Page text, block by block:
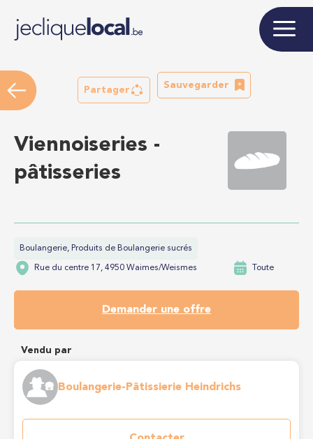
Partager
Sauvegarder
Viennoiseries -
pâtisseries
Boulangerie, Produits de Boulangerie sucrés
Rue du centre 17, 4950 Waimes/Weismes Toute
Demander une offre
Vendu par
Boulangerie-Pâtissierie Heindrichs